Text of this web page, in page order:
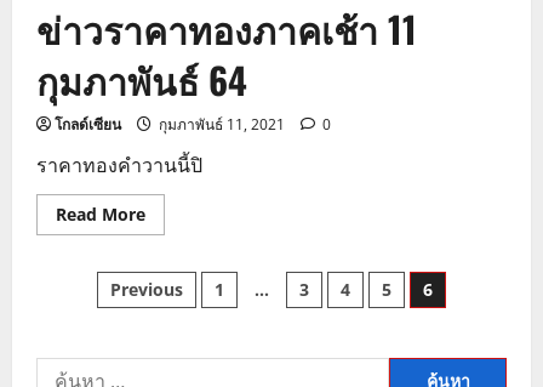
ข่าวราคาทองภาคเช้า 11
กุมภาพันธ์ 64
โกลด์เซียน กุมภาพันธ์ 11, 2021 0
ราคาทองคําวานนี้ปิ
Read MoreRead
more
ราคา
ทอง
ภาค
กุมภาพันธ์
Posts
pagination
Previous 1 … 3 4 5 6
ค้นหา